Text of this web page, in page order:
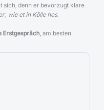
sich, denn er bevorzugt klare
; wie et in Kölle hes.
Erstgespräch , am besten